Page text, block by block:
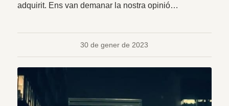
adquirit. Ens van demanar la nostra opinió…
30 de gener de 2023